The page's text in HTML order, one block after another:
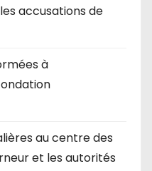
accusations de
à
au centre des
et les autorités